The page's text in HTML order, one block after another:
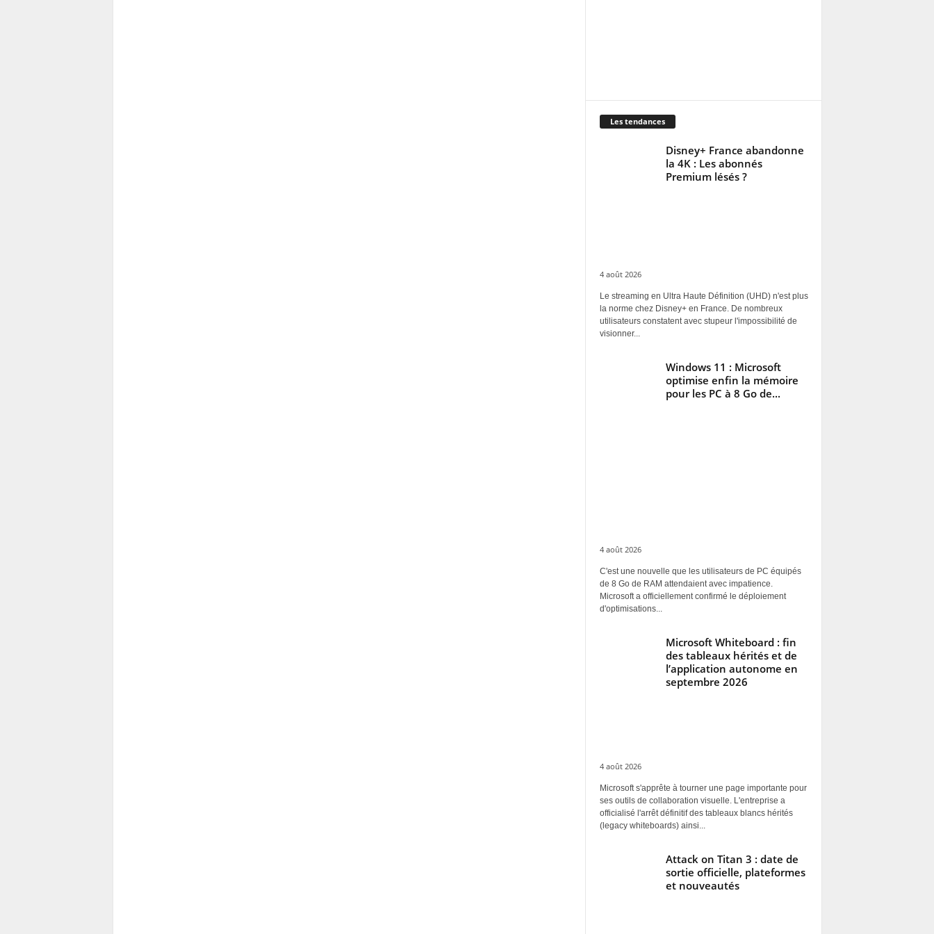
Les tendances
Disney+ France abandonne
la 4K : Les abonnés
Premium lésés ?
4 août 2026
Le streaming en Ultra Haute Définition (UHD) n'est plus
la norme chez Disney+ en France. De nombreux
utilisateurs constatent avec stupeur l'impossibilité de
visionner...
Windows 11 : Microsoft
optimise enfin la mémoire
pour les PC à 8 Go de...
4 août 2026
C'est une nouvelle que les utilisateurs de PC équipés
de 8 Go de RAM attendaient avec impatience.
Microsoft a officiellement confirmé le déploiement
d'optimisations...
Microsoft Whiteboard : fin
des tableaux hérités et de
l’application autonome en
septembre 2026
4 août 2026
Microsoft s'apprête à tourner une page importante pour
ses outils de collaboration visuelle. L'entreprise a
officialisé l'arrêt définitif des tableaux blancs hérités
(legacy whiteboards) ainsi...
Attack on Titan 3 : date de
sortie officielle, plateformes
et nouveautés